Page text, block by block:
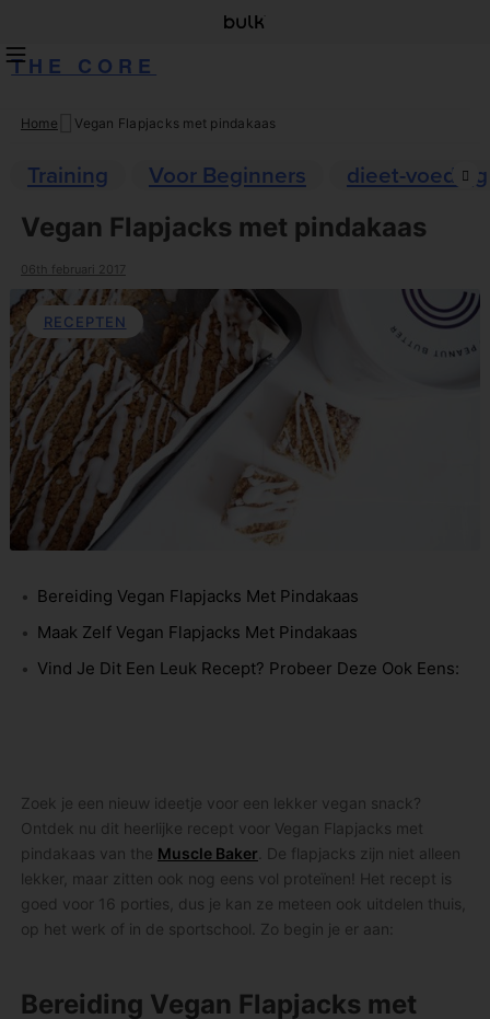
THE CORE
Skip
content
Home Vegan Flapjacks met pindakaas
Training Voor Beginners
dieet-voeding
Vegan Flapjacks met pindakaas
06th februari 2017
RECEPTEN
Bereiding Vegan Flapjacks Met Pindakaas
Maak Zelf Vegan Flapjacks Met Pindakaas
Vind Je Dit Een Leuk Recept? Probeer Deze Ook Eens:
Zoek je een nieuw ideetje voor een lekker vegan snack?
Ontdek nu dit heerlijke recept voor Vegan Flapjacks met
pindakaas van the Muscle Baker . De flapjacks zijn niet alleen
lekker, maar zitten ook nog eens vol proteïnen! Het recept is
goed voor 16 porties, dus je kan ze meteen ook uitdelen thuis,
op het werk of in de sportschool. Zo begin je er aan:
Bereiding Vegan Flapjacks met